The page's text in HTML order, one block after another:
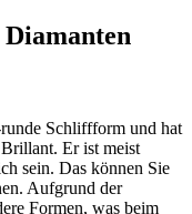
Diamanten
Schliffform und hat
Er ist meist
sein. Das können Sie
Aufgrund der
Formen, was beim